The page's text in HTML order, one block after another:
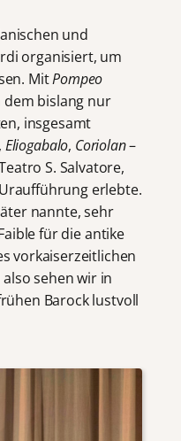
und
organisiert, um
MitPompeo
dem bislang nur
insgesamt
, Eliogabalo, Coriolan–
S. Salvatore,
erlebte.
nannte, sehr
für die antike
vorkaiserzeitlichen
sehen wir in
Barock lustvoll